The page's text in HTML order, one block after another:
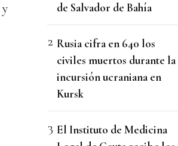
y
de Salvador de Bahía
Rusia cifra en 640 los
civiles muertos durante la
incursión ucraniana en
Kursk
El Instituto de Medicina